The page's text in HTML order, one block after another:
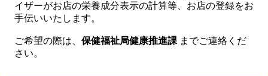
イザーがお店の栄養成分表示の計算等、お店の登録をお
手伝いいたします。
ご希望の際は、 保健福祉局健康推進課 までご連絡くだ
さい。